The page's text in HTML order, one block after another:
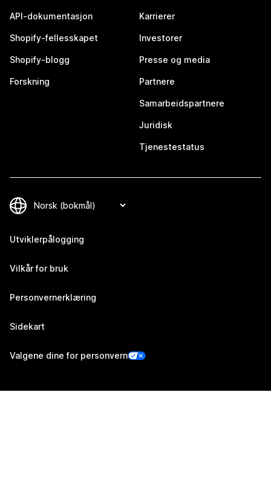
API-dokumentasjon
Shopify-fellesskapet
Shopify-blogg
Forskning
Karrierer
Investorer
Presse og media
Partnere
Samarbeidspartnere
Juridisk
Tjenestestatus
Utviklerpålogging
Vilkår for bruk
Personvernerklæring
Sidekart
Valgene dine for personvern